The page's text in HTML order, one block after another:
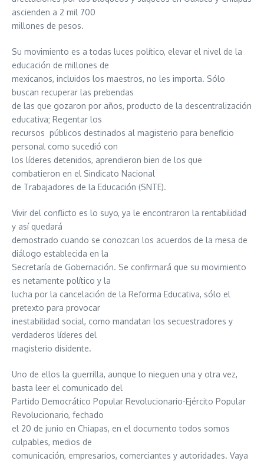
ascienden a 2 mil 700
millones de pesos.
Su movimiento es a todas luces político, elevar el nivel de la
educación de millones de
mexicanos, incluidos los maestros, no les importa. Sólo
buscan recuperar las prebendas
de las que gozaron por años, producto de la descentralización
educativa; Regentar los
recursos públicos destinados al magisterio para beneficio
personal como sucedió con
los líderes detenidos, aprendieron bien de los que
combatieron en el Sindicato Nacional
de Trabajadores de la Educación (SNTE).
Vivir del conflicto es lo suyo, ya le encontraron la rentabilidad
y así quedará
demostrado cuando se conozcan los acuerdos de la mesa de
diálogo establecida en la
Secretaría de Gobernación. Se confirmará que su movimiento
es netamente político y la
lucha por la cancelación de la Reforma Educativa, sólo el
pretexto para provocar
inestabilidad social, como mandatan los secuestradores y
verdaderos líderes del
magisterio disidente.
Uno de ellos la guerrilla, aunque lo nieguen una y otra vez,
basta leer el comunicado del
Partido Democrático Popular Revolucionario-Ejército Popular
Revolucionario, fechado
el 20 de junio en Chiapas, en el documento todos somos
culpables, medios de
comunicación, empresarios, comerciantes y autoridades. Vaya